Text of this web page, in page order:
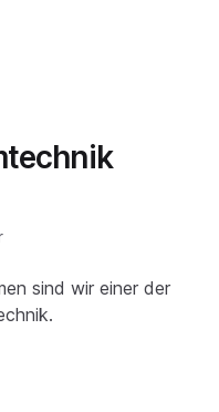
sind wir einer der